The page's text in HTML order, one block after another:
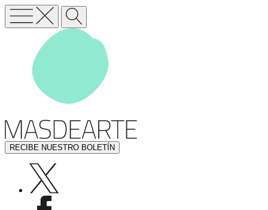
RECIBE NUESTRO BOLETÍN